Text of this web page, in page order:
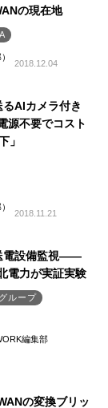
の現在地
2018.12.04
AIカメラ付き
不要でコスト
」
2018.11.21
電設備監視――
電力が実証実験
ループ
編集部
の変換ブリッ